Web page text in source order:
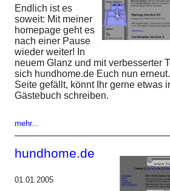
Endlich ist es
soweit: Mit meiner
homepage geht es
nach einer Pause
wieder weiter! In
neuem Glanz und mit verbesserter
sich hundhome.de Euch nun
Seite gefällt, könnt Ihr gerne etwas
Gästebuch schreiben.
mehr...
hundhome.de
01.01.2005